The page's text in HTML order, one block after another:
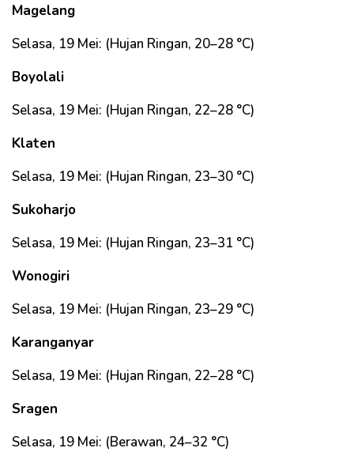
Magelang
Selasa, 19 Mei: (Hujan Ringan, 20–28 °C)
Boyolali
Selasa, 19 Mei: (Hujan Ringan, 22–28 °C)
Klaten
Selasa, 19 Mei: (Hujan Ringan, 23–30 °C)
Sukoharjo
Selasa, 19 Mei: (Hujan Ringan, 23–31 °C)
Wonogiri
Selasa, 19 Mei: (Hujan Ringan, 23–29 °C)
Karanganyar
Selasa, 19 Mei: (Hujan Ringan, 22–28 °C)
Sragen
Selasa, 19 Mei: (Berawan, 24–32 °C)